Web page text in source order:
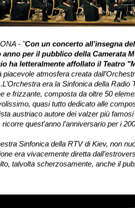
- "Con un concerto all’insegna
anno per il pubblico della Camerata
ha letteralmente affollato il Teatro
piacevole atmosfera creata
L’Orchestra era la Sinfonica della
e frizzante, composta da oltre 50
quasi tutto dedicato alle
austriaco autore dei valzer più
ricorre quest’anno l’anniversario per i
Sinfonica della RTV di Kiev, non
era vivacemente diretta
talvolta scherzosamente, anche il